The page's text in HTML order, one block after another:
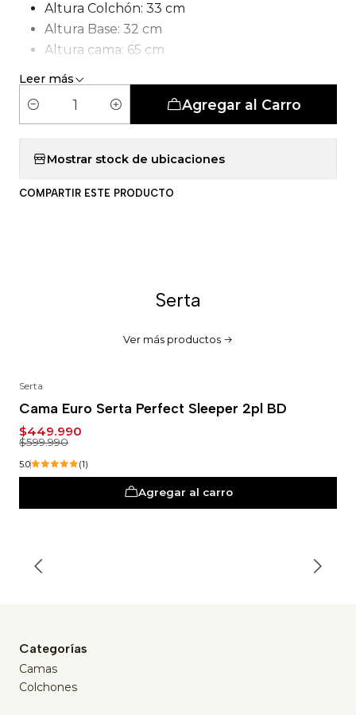
Altura Colchón: 33 cm
Altura Base: 32 cm
Altura cama: 65 cm
Tipo de Carcasa: Pocket 5 Zonas
Leer más
t
i
Agregar al Carro
Mostrar stock de ubicaciones
COMPARTIR ESTE PRODUCTO
Serta
Ver más productos
Serta
Cama Euro Serta Perfect Sleeper 2pl BD
$449.990
$599.990
5.0 (1)
Agregar al carro
Categorías
Camas
Colchones